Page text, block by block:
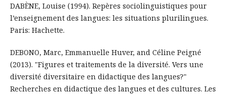
DABÈNE, Louise (1994). Repères sociolinguistiques pour
l’enseignement des langues: les situations plurilingues.
Paris: Hachette.
DEBONO, Marc, Emmanuelle Huver, and Céline Peigné
(2013). "Figures et traitements de la diversité. Vers une
diversité diversitaire en didactique des langues?"
Recherches en didactique des langues et des cultures. Les